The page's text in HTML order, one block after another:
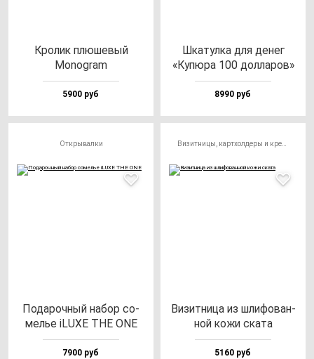
Кро­лик плю­ше­вый
Monog­ram
5900 руб
Шка­тул­ка для де­нег
«Купю­ра 100 дол­ла­ров»
8990 руб
Открывалки
Пода­роч­ный на­бор со­
мелье iLUXE THE ONE
7900 руб
Визит­ни­ца из шли­фо­ван­
ной ко­жи ска­та
5160 руб